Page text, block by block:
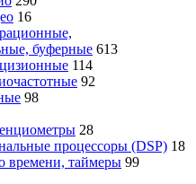
16
буферные 613
114
92
98
28
процессоры (DSP) 18
времени, таймеры 99